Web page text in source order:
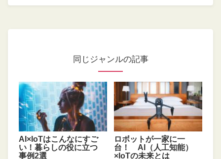
同じジャンルの記事
AI×IoTはこんなにすご
い！暮らしの役に立つ
事例2選
ロボットが一家に一
台！ AI（人工知能）
×IoTの未来とは